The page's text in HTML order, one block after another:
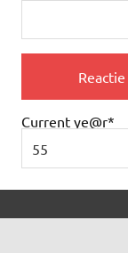
Current ye@r*